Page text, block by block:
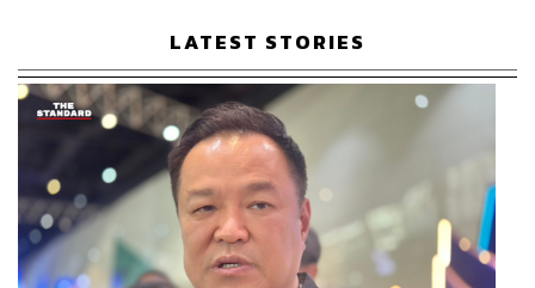
LATEST STORIES